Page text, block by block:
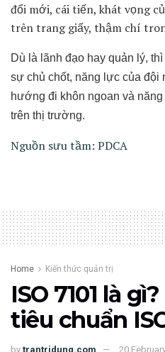
đổi mới, cái tiến, khát vọng
trên trang giấy, thậm chí
Dù là lãnh đạo hay quản lý,
sự chủ chốt, năng lực của đội
hướng đi khôn ngoan và
trên thị trường.
Nguồn sưu tầm: PDCA
Home Kiến thức quản trị
ISO 7101 là
tiêu chuẩn
by trantridung.com 20